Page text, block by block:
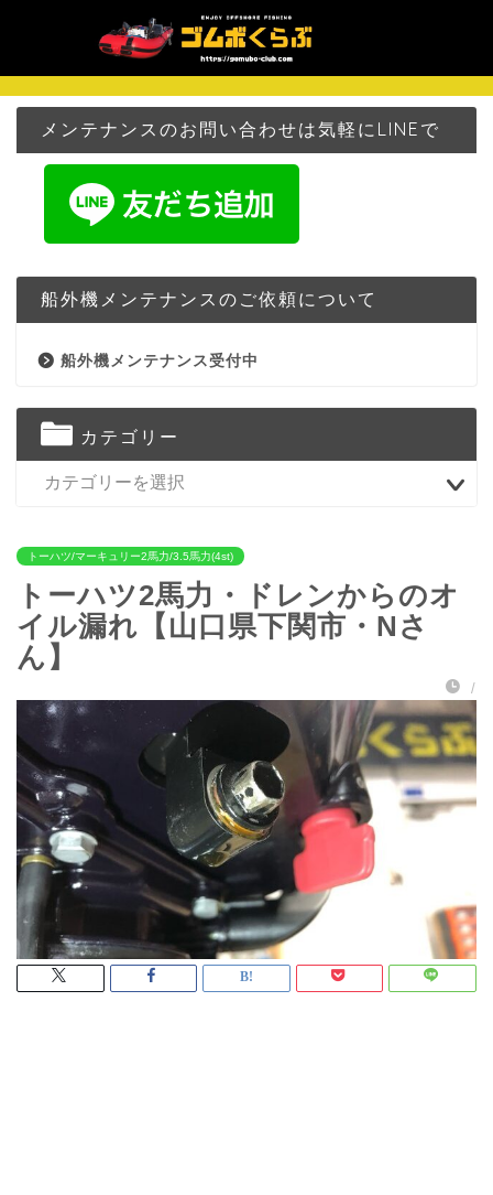
メンテナンスのお問い合わせは気軽にLINEで
船外機メンテナンスのご依頼について
船外機メンテナンス受付中
カテゴリー
トーハツ/マーキュリー2馬力/3.5馬力(4st)
トーハツ2馬力・ドレンからのオ
イル漏れ【山口県下関市・Nさ
ん】
/